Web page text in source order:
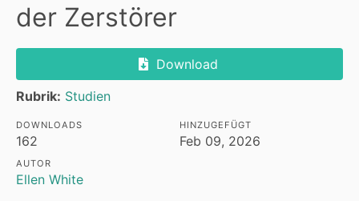
der Zerstörer
Download
Rubrik: Studien
DOWNLOADS
162
HINZUGEFÜGT
Feb 09, 2026
AUTOR
Ellen White